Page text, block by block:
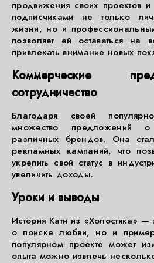
продвижения своих проектов
подписчиками не только
жизни, но и
позволяет ей оставаться на
привлекать внимание новых
Коммерческие
сотрудничество
Благодаря своей
множество предложений о
различных брендов. Она
рекламных кампаний, что
укрепить свой статус в
увеличить доходы.
Уроки и выводы
История Кати из «Холостяка» —
о поиске любви, но и
популярном проекте может
опыта можно извлечь